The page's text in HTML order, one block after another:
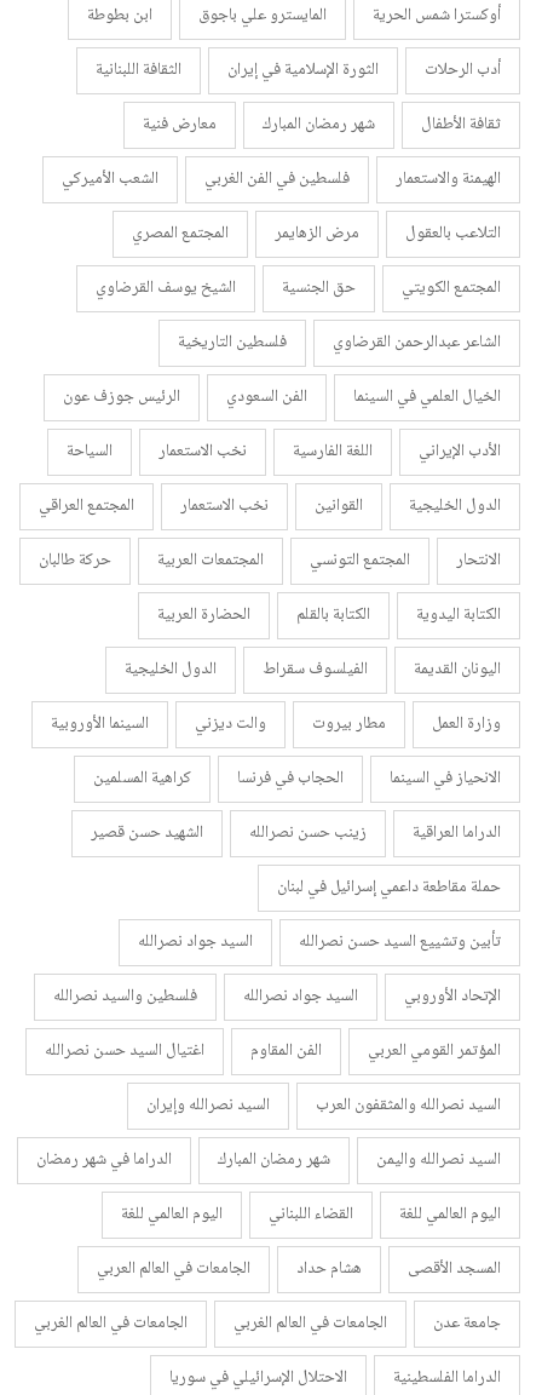
أوكسترا شمس الحرية
المايسترو علي باجوق
ابن بطوطة
أدب الرحلات
الثورة الإسلامية في إيران
الثقافة اللبنانية
ثقافة الأطفال
شهر رمضان المبارك
معارض فنية
الهيمنة والاستعمار
فلسطين في الفن الغربي
الشعب الأميركي
التلاعب بالعقول
مرض الزهايمر
المجتمع المصري
المجتمع الكويتي
حق الجنسية
الشيخ يوسف القرضاوي
الشاعر عبدالرحمن القرضاوي
فلسطين التاريخية
الخيال العلمي في السينما
الفن السعودي
الرئيس جوزف عون
الأدب الإيراني
اللغة الفارسية نخب الاستعمار
السياحة
الدول الخليجية
القوانين نخب الاستعمار
المجتمع العراقي
الانتحار
المجتمع التونسي المجتمعات العربية
حركة طالبان
الكتابة اليدوية
الكتابة بالقلم
الحضارة العربية
اليونان القديمة
الفيلسوف سقراط
الدول الخليجية
وزارة العمل
مطار بيروت والت ديزني
السينما الأوروبية
الانحياز في السينما
الحجاب في فرنسا
كراهية المسلمين
الدراما العراقية
زينب حسن نصرالله
الشهيد حسن قصير
حملة مقاطعة داعمي إسرائيل في لبنان
تأبين وتشييع السيد حسن نصرالله
السيد جواد نصرالله
الإتحاد الأوروبي
السيد جواد نصرالله
فلسطين والسيد نصرالله
المؤتمر القومي العربي
الفن المقاوم
اغتيال السيد حسن نصرالله
السيد نصرالله والمثقفون العرب
السيد نصرالله وإيران
السيد نصرالله واليمن
شهر رمضان المبارك
الدراما في شهر رمضان
اليوم العالمي للغة
القضاء اللبناني
اليوم العالمي للغة
المسجد الأقصى
هشام حداد
الجامعات في العالم العربي
جامعة عدن
الجامعات في العالم الغربي
الجامعات في العالم الغربي
الدراما الفلسطينية
الاحتلال الإسرائيلي في سوريا